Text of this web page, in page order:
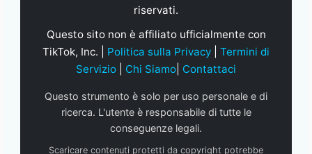
riservati.
Questo sito non è affiliato ufficialmente con
TikTok, Inc. | Politica sulla Privacy
Termini di
Servizio
Chi Siamo Contattaci
Questo strumento è solo per uso personale e di
ricerca. L'utente è responsabile di tutte le
conseguenze legali.
Scaricare contenuti protetti da copyright potrebbe